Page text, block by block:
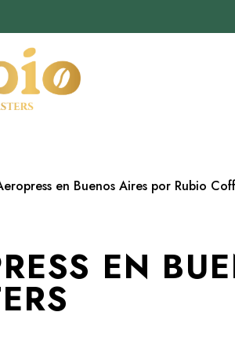
en Buenos Aires por Rubio
EN